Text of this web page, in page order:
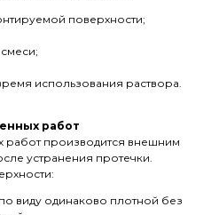
поверхности;
использования раствора.
работ
работ производится внешним
устранения протечки.
виду одинаково плотной без